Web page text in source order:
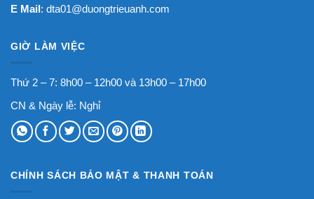
E Mail: dta01@duongtrieuanh.com
GIỜ LÀM VIỆC
Thứ 2 – 7: 8h00 – 12h00 và 13h00 – 17h00
CN & Ngày lễ: Nghỉ
CHÍNH SÁCH BẢO MẬT & THANH TOÁN